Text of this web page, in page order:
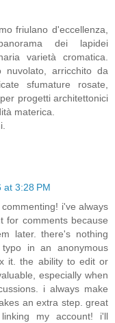
friulano d'eccellenza,
dei lapidei
varietà cromatica.
nuvolato, arricchito da
sfumature rosate,
progetti architettonici
materica.
at 3:28 PM
i've always
for comments because
later. there's nothing
in an anonymous
it. the ability to edit or
especially when
i always make
an extra step. great
my account! i'll